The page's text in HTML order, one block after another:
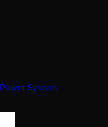
System